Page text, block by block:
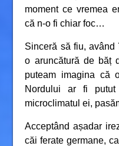
moment ce vremea
că n-o fi chiar foc…
Sinceră să fiu,
o aruncătură de băț
puteam imagina că
Nordului ar fi
microclimatul ei,
Acceptând așadar
căi ferate germane,